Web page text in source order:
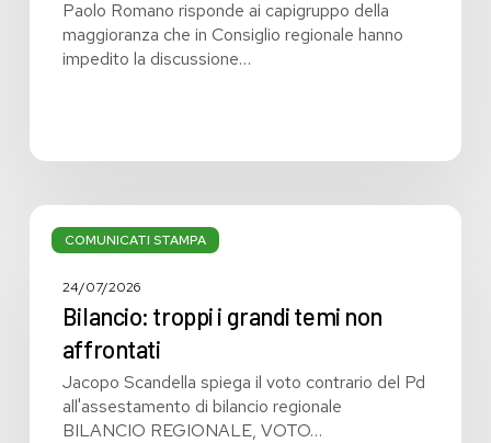
Paolo Romano risponde ai capigruppo della
maggioranza che in Consiglio regionale hanno
impedito la discussione…
COMUNICATI STAMPA
Bilancio:
troppi
grandi
affrontati
24/07/2026
Bilancio: troppi i grandi temi non
affrontati
Jacopo Scandella spiega il voto contrario del Pd
all'assestamento di bilancio regionale
BILANCIO REGIONALE, VOTO…